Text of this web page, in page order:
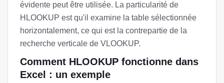
évidente peut être utilisée. La particularité de
HLOOKUP est qu'il examine la table sélectionnée
horizontalement, ce qui est la contrepartie de la
recherche verticale de VLOOKUP.
Comment HLOOKUP fonctionne dans
Excel : un exemple